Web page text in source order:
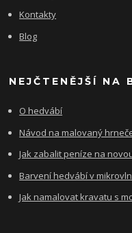
Kontakty
Blog
NEJČTENĚJŠÍ NA
O hedvábí
Návod na malovaný
Jak zabalit peníze na
Barvení hedvábí v
Jak namalovat kravatu s